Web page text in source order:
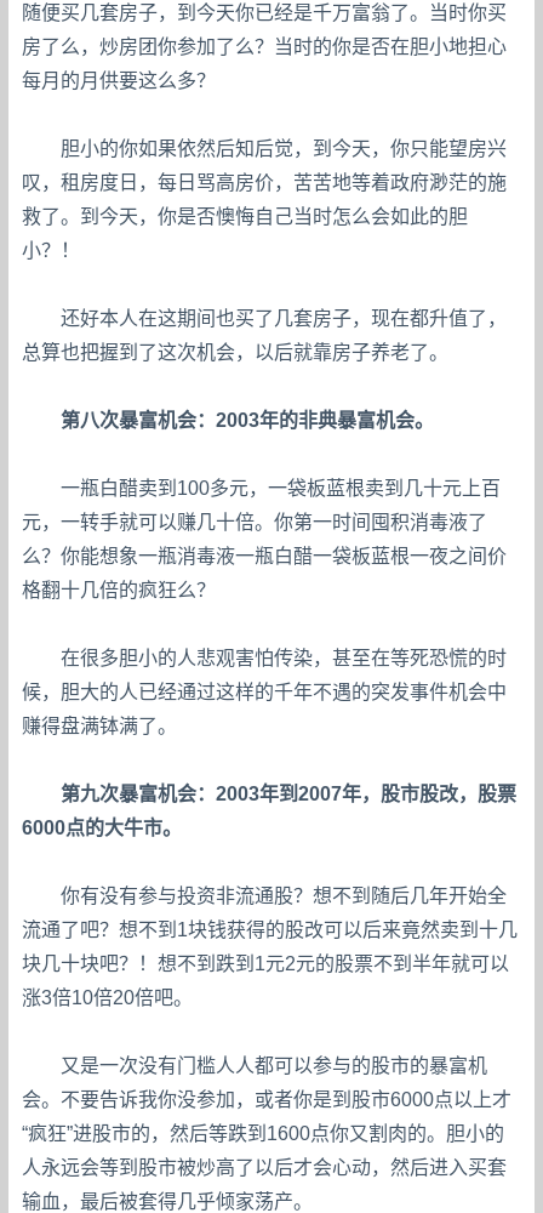
随便买几套房子，到今天你已经是千万富翁了。当时你买
房了么，炒房团你参加了么？当时的你是否在胆小地担心
每月的月供要这么多？
胆小的你如果依然后知后觉，到今天，你只能望房兴
叹，租房度日，每日骂高房价，苦苦地等着政府渺茫的施
救了。到今天，你是否懊悔自己当时怎么会如此的胆
小？！
还好本人在这期间也买了几套房子，现在都升值了，
总算也把握到了这次机会，以后就靠房子养老了。
第八次暴富机会：2003年的非典暴富机会。
一瓶白醋卖到100多元，一袋板蓝根卖到几十元上百
元，一转手就可以赚几十倍。你第一时间囤积消毒液了
么？你能想象一瓶消毒液一瓶白醋一袋板蓝根一夜之间价
格翻十几倍的疯狂么？
在很多胆小的人悲观害怕传染，甚至在等死恐慌的时
候，胆大的人已经通过这样的千年不遇的突发事件机会中
赚得盘满钵满了。
第九次暴富机会：2003年到2007年，股市股改，股票
6000点的大牛市。
你有没有参与投资非流通股？想不到随后几年开始全
流通了吧？想不到1块钱获得的股改可以后来竟然卖到十几
块几十块吧？！想不到跌到1元2元的股票不到半年就可以
涨3倍10倍20倍吧。
又是一次没有门槛人人都可以参与的股市的暴富机
会。不要告诉我你没参加，或者你是到股市6000点以上才
“疯狂”进股市的，然后等跌到1600点你又割肉的。胆小的
人永远会等到股市被炒高了以后才会心动，然后进入买套
输血，最后被套得几乎倾家荡产。